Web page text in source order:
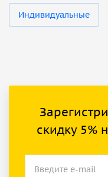
Индивидуальные
скидку 5%